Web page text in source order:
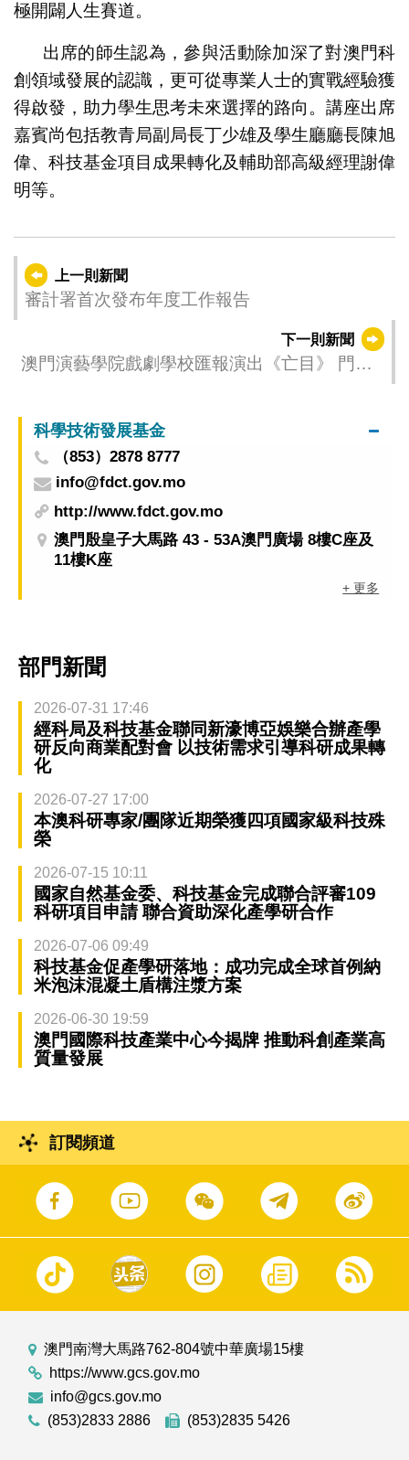
極開闢人生賽道。
出席的師生認為，參與活動除加深了對澳門科
創領域發展的認識，更可從專業人士的實戰經驗獲
得啟發，助力學生思考未來選擇的路向。講座出席
嘉賓尚包括教青局副局長丁少雄及學生廳廳長陳旭
偉、科技基金項目成果轉化及輔助部高級經理謝偉
明等。
上一則新聞
審計署首次發布年度工作報告
下一則新聞
澳門演藝學院戲劇學校匯報演出《亡目》 門票
科學技術發展基金
（853）2878 8777
info@fdct.gov.mo
http://www.fdct.gov.mo
澳門殷皇子大馬路 43 - 53A澳門廣場 8樓C座及
11樓K座
+ 更多
部門新聞
2026-07-31 17:46
經科局及科技基金聯同新濠博亞娛樂合辦產學
研反向商業配對會 以技術需求引導科研成果轉
化
2026-07-27 17:00
本澳科研專家/團隊近期榮獲四項國家級科技殊
榮
2026-07-15 10:11
國家自然基金委、科技基金完成聯合評審109
科研項目申請 聯合資助深化產學研合作
2026-07-06 09:49
科技基金促產學研落地：成功完成全球首例納
米泡沫混凝土盾構注漿方案
2026-06-30 19:59
澳門國際科技產業中心今揭牌 推動科創產業高
質量發展
訂閱頻道
澳門南灣大馬路762-804號中華廣場15樓
https://www.gcs.gov.mo
info@gcs.gov.mo
(853)2833 2886
(853)2835 5426